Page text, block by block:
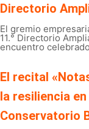
Directorio
El gremio
11.° Directorio
encuentro
El recital
la resiliencia
Conservatorio